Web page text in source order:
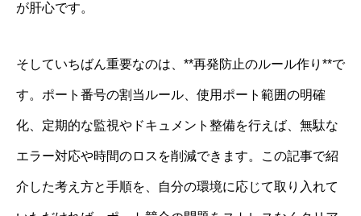
が肝心です。
そしていちばん重要なのは、**再発防止のルール作り**で
す。ポート番号の割当ルール、使用ポート範囲の明確
化、定期的な監視やドキュメント整備を行えば、無駄な
エラー対応や時間のロスを削減できます。この記事で紹
介した考え方と手順を、自分の環境に応じて取り入れて